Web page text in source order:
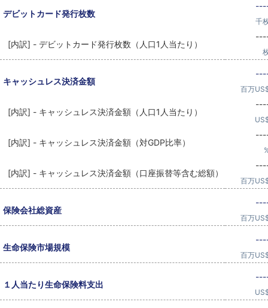
デビットカード発行枚数
千
[内訳] - デビットカード発行枚数（人口1人当たり）
キャッシュレス決済金額
百万
[内訳] - キャッシュレス決済金額（人口1人当たり）
[内訳] - キャッシュレス決済金額（対GDP比率）
[内訳] - キャッシュレス決済金額（口座振替等含む総額）
百万
保険会社総資産
百万
生命保険市場規模
百万
１人当たり生命保険料支出